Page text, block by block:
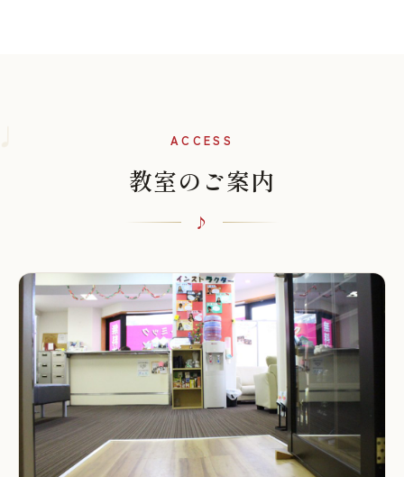
ACCESS
教室のご案内